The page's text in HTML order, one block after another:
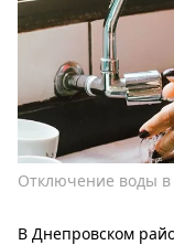
Отключение воды
В Днепровском